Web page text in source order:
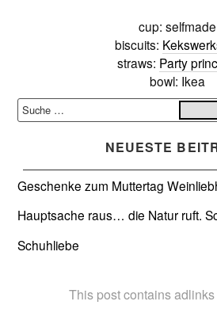
cup: selfmade
biscuits:
straws: Party
bowl: Ikea
Suche
nach:
NEUESTE
Geschenke zum Muttertag
Hauptsache raus… die Natur ruft.
Schuhliebe
This post contains